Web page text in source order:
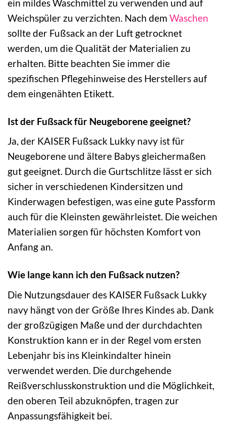
ein mildes Waschmittel zu verwenden und auf
Weichspüler zu verzichten. Nach dem Waschen
sollte der Fußsack an der Luft getrocknet
werden, um die Qualität der Materialien zu
erhalten. Bitte beachten Sie immer die
spezifischen Pflegehinweise des Herstellers auf
dem eingenähten Etikett.
Ist der Fußsack für Neugeborene geeignet?
Ja, der KAISER Fußsack Lukky navy ist für
Neugeborene und ältere Babys gleichermaßen
gut geeignet. Durch die Gurtschlitze lässt er sich
sicher in verschiedenen Kindersitzen und
Kinderwagen befestigen, was eine gute Passform
auch für die Kleinsten gewährleistet. Die weichen
Materialien sorgen für höchsten Komfort von
Anfang an.
Wie lange kann ich den Fußsack nutzen?
Die Nutzungsdauer des KAISER Fußsack Lukky
navy hängt von der Größe Ihres Kindes ab. Dank
der großzügigen Maße und der durchdachten
Konstruktion kann er in der Regel vom ersten
Lebenjahr bis ins Kleinkindalter hinein
verwendet werden. Die durchgehende
Reißverschlusskonstruktion und die Möglichkeit,
den oberen Teil abzuknöpfen, tragen zur
Anpassungsfähigkeit bei.